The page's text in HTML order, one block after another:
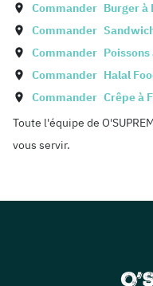
Commander Burger à
Commander
Commander Poissons
Commander Halal
Commander Crêpe à
Toute l'équipe de
vous servir.